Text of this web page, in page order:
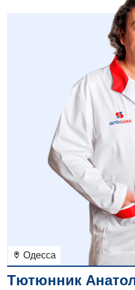
Одесса
Тютюнник